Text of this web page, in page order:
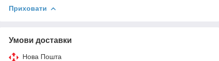
Приховати
Умови доставки
Нова Пошта